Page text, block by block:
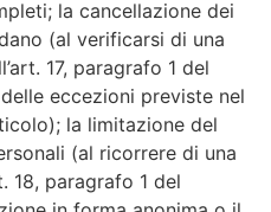
la cancellazione dei
(al verificarsi di una
17, paragrafo 1 del
eccezioni previste nel
la limitazione del
(al ricorrere di una
18, paragrafo 1 del